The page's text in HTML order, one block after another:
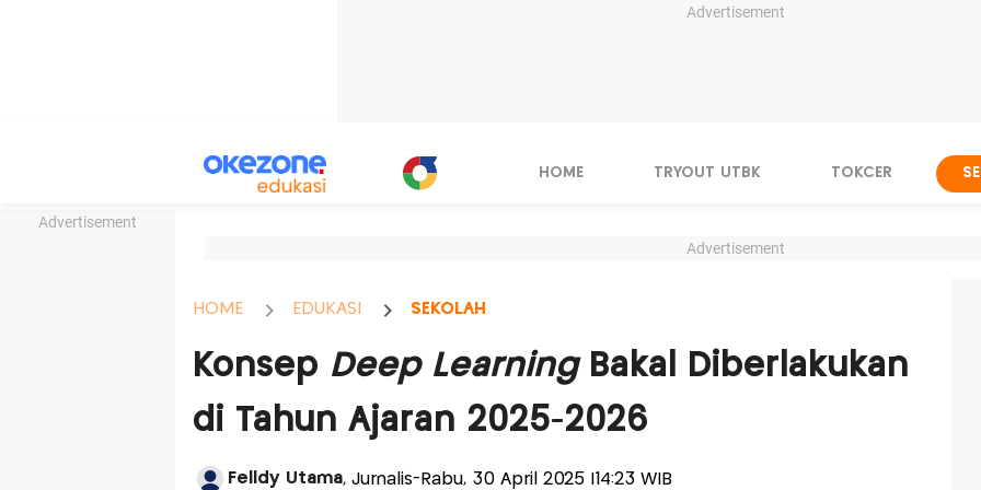
Advertisement
Advertisement
HOME TRYOUT UTBK TOKCER
Advertisement
HOME EDUKASI SEKOLAH
Konsep Deep LearningBakal Diberlakukan
di Tahun Ajaran 2025-2026
Felldy Utama, Jurnalis-Rabu, 30 April 2025 |14:23 WIB